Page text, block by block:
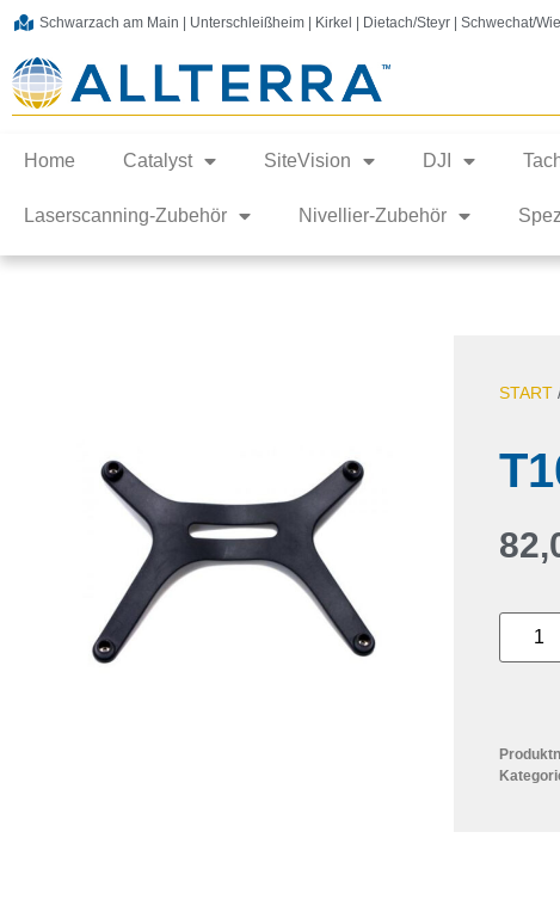
Schwarzach am Main | Unterschleißheim | Kirkel | Dietach/Steyr | Schwechat/
Home Catalyst SiteVision DJI
Laserscanning-Zubehör Nivellier-Zubehör
START